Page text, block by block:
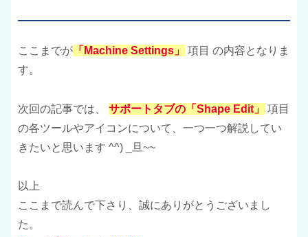
ここまでが 「 Machine Settings 」
項目 の内容となりま
す。
次回の記事では、 サポートタブの「Shape Edit」
項目
の各ツールやアイコンについて、一つ一つ解説してい
きたいと思います ^^) _旦~~
以上
ここまで読んで下さり、誠にありがとうございまし
た。